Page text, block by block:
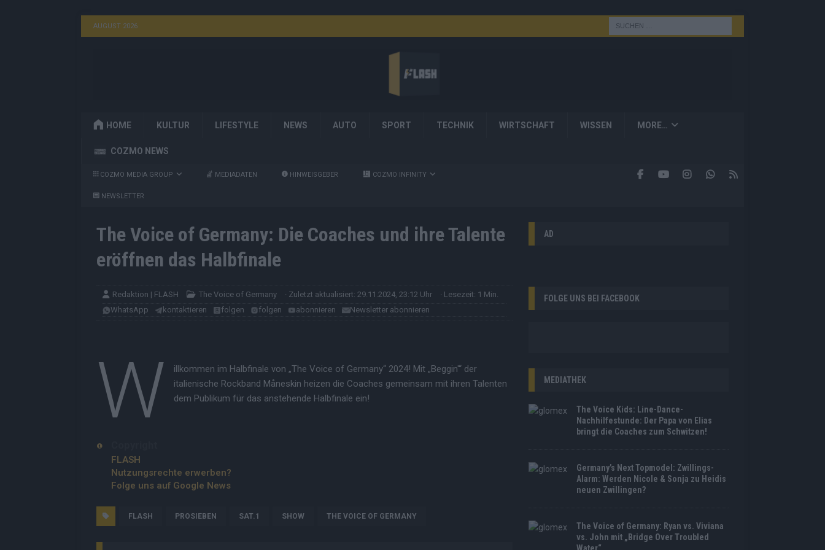
AUGUST 2026
HOME KULTUR LIFESTYLE NEWS AUTO SPORT TECHNIK WIRTSCHAFT WISSEN MORE…
COZMO NEWS
COZMO MEDIA GROUP MEDIADATEN HINWEISGEBER COZMO INFINITY
NEWSLETTER
The Voice of Germany: Die Coaches und ihre Talente
eröffnen das Halbfinale
Redaktion | FLASH The Voice of Germany · Zuletzt aktualisiert: 29.11.2024, 23:12 Uhr
· Lesezeit: 1 Min.
WhatsApp
kontaktieren folgen folgen abonnieren Newsletter abonnieren
W
illkommen im Halbfinale von „The Voice of Germany“ 2024! Mit „Beggin'“ der
italienische Rockband Måneskin heizen die Coaches gemeinsam mit ihren Talenten
dem Publikum für das anstehende Halbfinale ein!
FLASH
Nutzungsrechte erwerben?
Folge uns auf Google News
FLASH PROSIEBEN SAT.1 SHOW THE VOICE OF GERMANY
AD
FOLGE UNS BEI FACEBOOK
MEDIATHEK
The Voice Kids: Line-Dance-
Nachhilfestunde: Der Papa von Elias
bringt die Coaches zum Schwitzen!
Germany’s Next Topmodel: Zwillings-
Alarm: Werden Nicole & Sonja zu Heidis
neuen Zwillingen?
The Voice of Germany: Ryan vs. Viviana
vs. John mit „Bridge Over Troubled